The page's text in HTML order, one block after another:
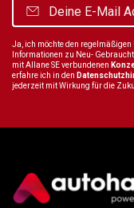
Ja, ich möchte den
Informationen zu Neu-
mit Allane SE verbundenen
erfahre ich in den
jederzeit mit Wirkung für die